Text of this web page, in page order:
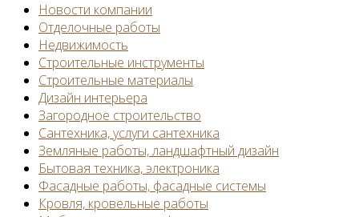
Новости компании
Отделочные работы
Недвижимость
Строительные инструменты
Строительные материалы
Дизайн интерьера
Загородное строительство
Сантехника, услуги сантехника
Земляные работы, ландшафтный дизайн
Бытовая техника, электроника
Фасадные работы, фасадные системы
Кровля, кровельные работы